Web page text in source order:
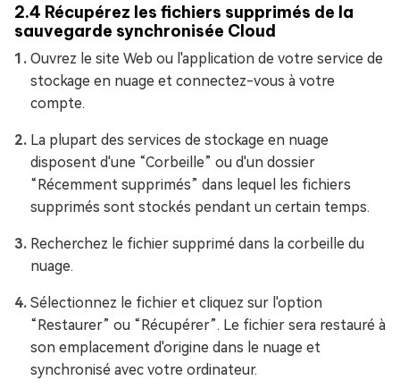
2.4 Récupérez les fichiers supprimés de la
sauvegarde synchronisée Cloud
Ouvrez le site Web ou l'application de votre service de
stockage en nuage et connectez-vous à votre
compte.
La plupart des services de stockage en nuage
disposent d'une “Corbeille” ou d'un dossier
“Récemment supprimés” dans lequel les fichiers
supprimés sont stockés pendant un certain temps.
Recherchez le fichier supprimé dans la corbeille du
nuage.
Sélectionnez le fichier et cliquez sur l'option
“Restaurer” ou “Récupérer”. Le fichier sera restauré à
son emplacement d'origine dans le nuage et
synchronisé avec votre ordinateur.